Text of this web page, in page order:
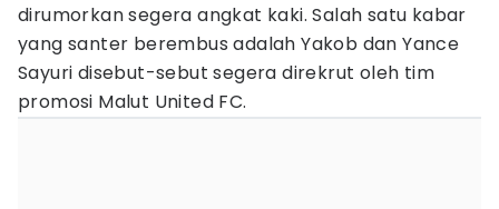
dirumorkan segera angkat kaki. Salah satu kabar
yang santer berembus adalah Yakob dan Yance
Sayuri disebut-sebut segera direkrut oleh tim
promosi Malut United FC.